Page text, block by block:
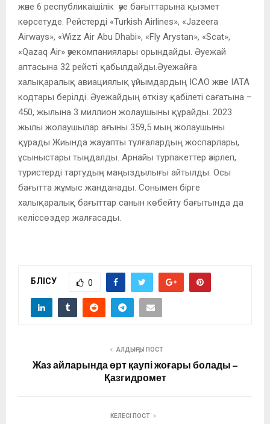
және 6 республикаішілік әуе бағыттарына қызмет
көрсетуде. Рейстерді «Turkish Airlines», «Jazeera
Airways», «Wizz Air Abu Dhabi», «Fly Arystan», «Scat»,
«Qazaq Air» әуекомпаниялары орындайды. Әуежай
аптасына 32 рейсті қабылдайды.Әуежайға
халықаралық авиациялық ұйымдардың ICAO және IATA
кодтары берілді. Әуежайдың өткізу қабілеті сағатына –
450, жылына 3 миллион жолаушыны құрайды. 2023
жылы жолаушылар ағыны 359,5 мың жолаушыны
құрады Жиында жауапты тұлғалардың жоспарлары,
ұсыныстары тыңдалды. Арнайы турпакеттер әзірлеп,
туристерді тартудың маңыздылығы айтылды. Осы
бағытта жұмыс жанданады. Сонымен бірге
халықаралық бағыттар санын көбейту бағытында да
келіссөздер жалғасады.
БӨЛІСУ 0
АЛДЫҢҒЫ ПОСТ
Жаз айларында өрт қаупі жоғары болады –
Қазгидромет
КЕЛЕСІ ПОСТ